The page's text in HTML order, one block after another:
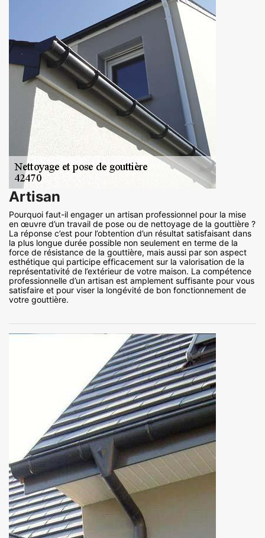
Artisan
Pourquoi faut-il engager un artisan professionnel pour la mise
en œuvre d’un travail de pose ou de nettoyage de la gouttière ?
La réponse c’est pour l’obtention d’un résultat satisfaisant dans
la plus longue durée possible non seulement en terme de la
force de résistance de la gouttière, mais aussi par son aspect
esthétique qui participe efficacement sur la valorisation de la
représentativité de l’extérieur de votre maison. La compétence
professionnelle d’un artisan est amplement suffisante pour vous
satisfaire et pour viser la longévité de bon fonctionnement de
votre gouttière.